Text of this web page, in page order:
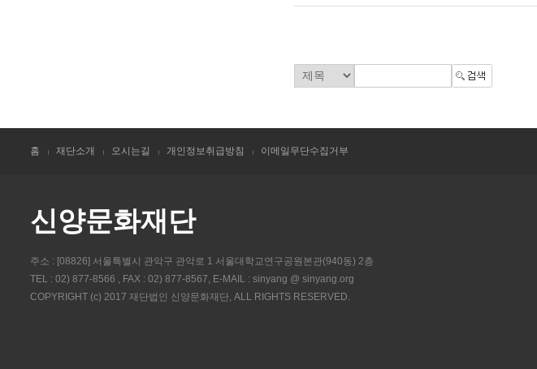
홈 재단소개 오시는길 개인정보취급방침 이메일무단수집거부
신양문화재단
주소 : [08826] 서울특별시 관악구 관악로 1 서울대학교연구공원본관(940동) 2층
TEL : 02) 877-8566 , FAX : 02) 877-8567, E-MAIL : sinyang @ sinyang.org
COPYRIGHT (c) 2017 재단법인 신양문화재단, ALL RIGHTS RESERVED.